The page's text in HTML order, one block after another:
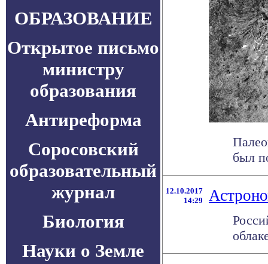
ОБРАЗОВАНИЕ
Открытое письмо
министру
образования
Антиреформа
Соросовский
образовательный
журнал
Биология
Науки о Земле
был
12.10.2017
14:29